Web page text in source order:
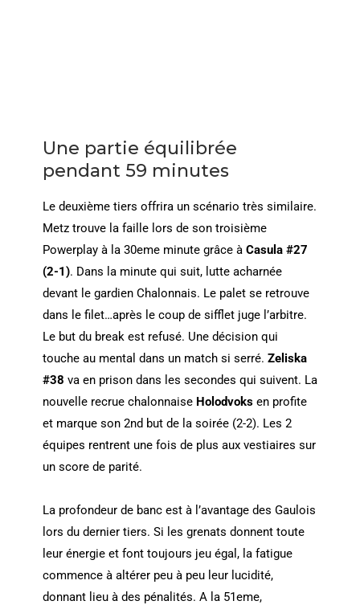
Une partie équilibrée
pendant 59 minutes
Le deuxième tiers offrira un scénario très similaire.
Metz trouve la faille lors de son troisième
Powerplay à la 30eme minute grâce àCasula #27
(2-1). Dans la minute qui suit, lutte acharnée
devant le gardien Chalonnais. Le palet se retrouve
dans le filet…après le coup de sifflet juge l’arbitre.
Le but du break est refusé. Une décision qui
touche au mental dans un match si serré. Zeliska
#38 va en prison dans les secondes qui suivent. La
nouvelle recrue chalonnaiseHolodvoksen profite
et marque son 2nd but de la soirée (2-2). Les 2
équipes rentrent une fois de plus aux vestiaires sur
un score de parité.
La profondeur de banc est à l’avantage des Gaulois
lors du dernier tiers. Si les grenats donnent toute
leur énergie et font toujours jeu égal, la fatigue
commence à altérer peu à peu leur lucidité,
donnant lieu à des pénalités. A la 51eme,